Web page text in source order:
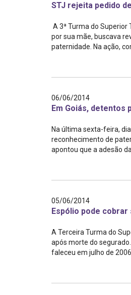
Alienação Parental
Encontre um Escritório
Acessibilidade
Fale Conosco
STJ rejeita pedido
A 3ª Turma do
por sua mãe, buscava
paternidade. Na ação,
06/06/2014
Em Goiás,
Na última sexta-feira,
reconhecimento de
apontou que a adesão
05/06/2014
Espólio pode
A Terceira Turma do
após morte do
faleceu em julho de